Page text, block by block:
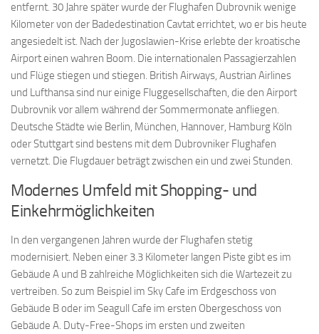
entfernt. 30 Jahre später wurde der Flughafen Dubrovnik wenige
Kilometer von der Badedestination Cavtat errichtet, wo er bis heute
angesiedelt ist. Nach der Jugoslawien-Krise erlebte der kroatische
Airport einen wahren Boom. Die internationalen Passagierzahlen
und Flüge stiegen und stiegen. British Airways, Austrian Airlines
und Lufthansa sind nur einige Fluggesellschaften, die den Airport
Dubrovnik vor allem während der Sommermonate anfliegen.
Deutsche Städte wie Berlin, München, Hannover, Hamburg Köln
oder Stuttgart sind bestens mit dem Dubrovniker Flughafen
vernetzt. Die Flugdauer beträgt zwischen ein und zwei Stunden.
Modernes Umfeld mit Shopping- und
Einkehrmöglichkeiten
In den vergangenen Jahren wurde der Flughafen stetig
modernisiert. Neben einer 3.3 Kilometer langen Piste gibt es im
Gebäude A und B zahlreiche Möglichkeiten sich die Wartezeit zu
vertreiben. So zum Beispiel im Sky Cafe im Erdgeschoss von
Gebäude B oder im Seagull Cafe im ersten Obergeschoss von
Gebäude A. Duty-Free-Shops im ersten und zweiten